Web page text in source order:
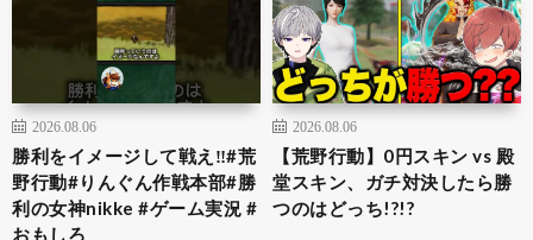
2026.08.06
勝利をイメージして戦え‼︎#荒
野行動#りんぐん作戦本部#勝
利の女神nikke #ゲーム実況 #
おもしろ
2026.08.06
【荒野行動】0円スキン vs 殿
堂スキン、ガチ対決したら勝
つのはどっち!?!?